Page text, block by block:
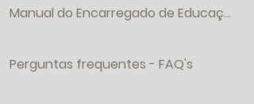
Manual do Encarregado de Educação
Perguntas frequentes - FAQ's